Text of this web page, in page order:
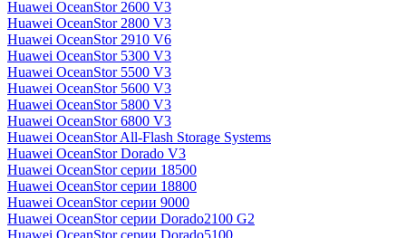
Huawei OceanStor 2600 V3
Huawei OceanStor 2800 V3
Huawei OceanStor 2910 V6
Huawei OceanStor 5300 V3
Huawei OceanStor 5500 V3
Huawei OceanStor 5600 V3
Huawei OceanStor 5800 V3
Huawei OceanStor 6800 V3
Huawei OceanStor All-Flash Storage Systems
Huawei OceanStor Dorado V3
Huawei OceanStor серии 18500
Huawei OceanStor серии 18800
Huawei OceanStor серии 9000
Huawei OceanStor серии Dorado2100 G2
Huawei OceanStor серии Dorado5100